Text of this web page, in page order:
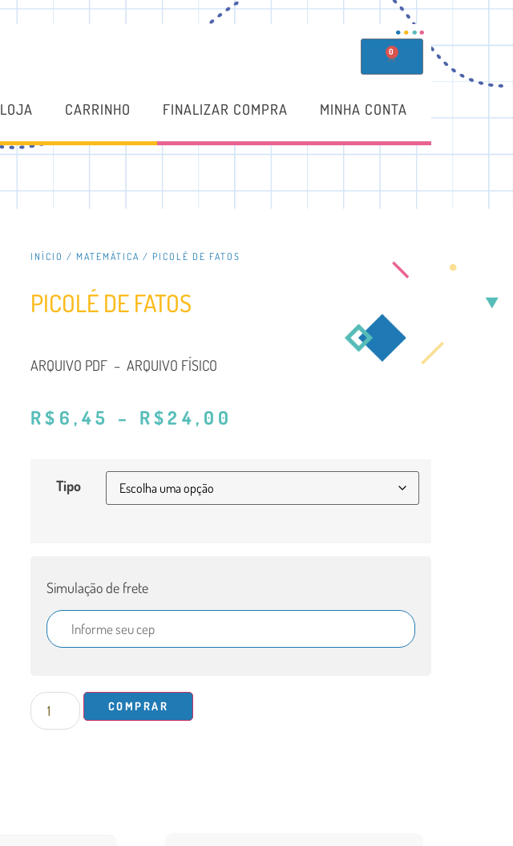
0
LOJA CARRINHO FINALIZAR COMPRA MINHA CONTA
INÍCIO / MATEMÁTICA / PICOLÉ DE FATOS
PICOLÉ DE FATOS
ARQUIVO PDF – ARQUIVO FÍSICO
R$ 6,45 – R$24,00
Tipo
Simulação de frete
COMPRAR